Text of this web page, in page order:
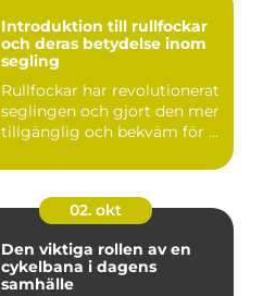
Introduktion till rullfockar
och deras betydelse inom
segling
Rullfockar har revolutionerat
seglingen och gjort den mer
tillgänglig och bekväm för ...
02. okt
Den viktiga rollen av en
cykelbana i dagens
samhälle